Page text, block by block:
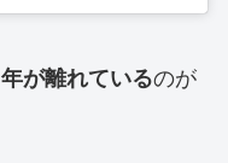
年が離れているのが